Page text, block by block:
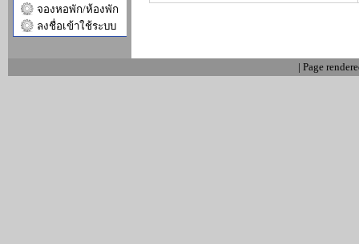
จองหอพัก/ห้องพัก
ลงชื่อเข้าใช้ระบบ
| Page